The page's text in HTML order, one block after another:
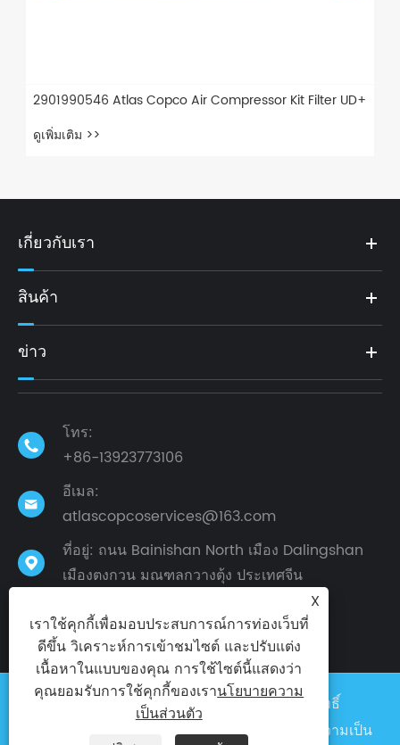
2901990546 Atlas Copco Air Compressor Kit Filter UD+
ดูเพิ่มเติม >>
เกี่ยวกับเรา
สินค้า
ข่าว

โทร:
+86-13923773106

อีเมล:
atlascopcoservices@163.com

ที่อยู่: ถนน Bainishan North เมือง Dalingshan
เมืองตงกวน มณฑลกวางตุ้ง ประเทศจีน
ลิขสิทธิ์ © 2024 โรงงาน Taike สงวนลิขสิทธิ์
RSS | XML
นโยบายความเป็น
X
เราใช้คุกกี้เพื่อมอบประสบการณ์การท่องเว็บที่
ดีขึ้น วิเคราะห์การเข้าชมไซต์ และปรับแต่ง
เนื้อหาในแบบของคุณ การใช้ไซต์นี้แสดงว่า
คุณยอมรับการใช้คุกกี้ของเรานโยบายความ
เป็นส่วนตัว